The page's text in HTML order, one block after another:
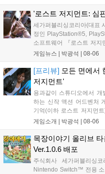
플레이해...
'로스트 저지먼트: 심
세가퍼블리싱코리아(대표
정인 PlayStation®5,
소프트웨어 『로스트 저지
화려하게 진화한 배틀 필살
게임뉴스 | 박광석 08-06
[프리뷰] 모든 면에서
저지먼트'
용과같이 스튜디오에서 개
하는 신작 액션 어드벤처
기억(이하 로스트 저지먼
로스트 저지먼트는 지난
큼, 시리즈에 대한 기본적
게임소개 | 박광석 08-06
목장이야기 올리브
Ver.1.0.6 배포
주식회사 세가퍼블리싱
Nintendo Switch™ 전용